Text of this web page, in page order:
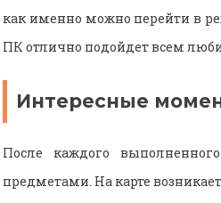
как именно можно перейти в
ПК отлично подойдет всем
Интересные
После каждого
предметами. На карте